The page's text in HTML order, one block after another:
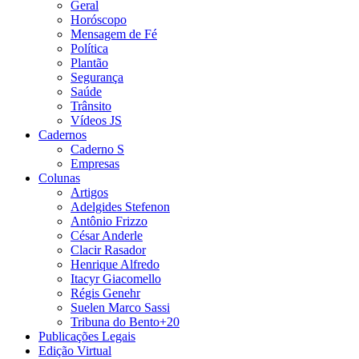
Geral
Horóscopo
Mensagem de Fé
Política
Plantão
Segurança
Saúde
Trânsito
Vídeos JS
Cadernos
Caderno S
Empresas
Colunas
Artigos
Adelgides Stefenon
Antônio Frizzo
César Anderle
Clacir Rasador
Henrique Alfredo
Itacyr Giacomello
Régis Genehr
Suelen Marco Sassi
Tribuna do Bento+20
Publicações Legais
Edição Virtual